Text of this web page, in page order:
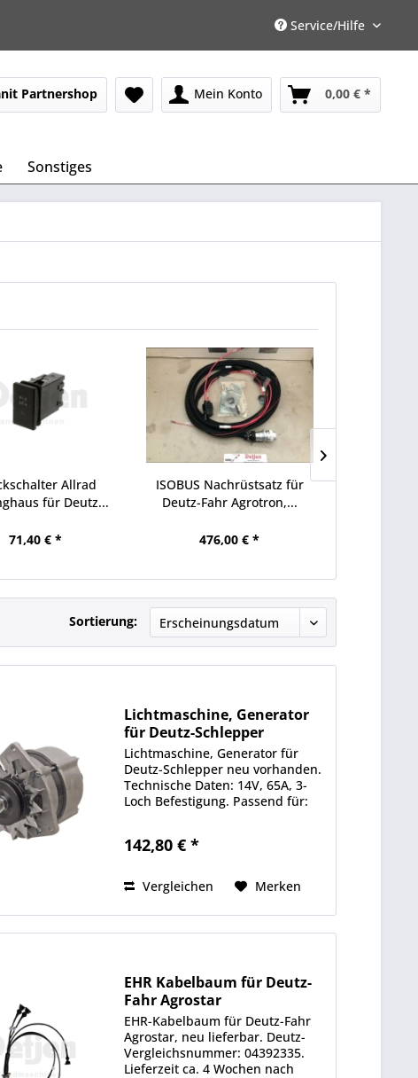
Service/Hilfe
Partnershop Mein Konto 0,00 € *
Sonstiges
Allrad
für Deutz...
71,40 € *
ISOBUS Nachrüstsatz für
Deutz-Fahr Agrotron,...
476,00 € *
Sortierung:
Lichtmaschine, Generator
für Deutz-Schlepper
Lichtmaschine, Generator für
Deutz-Schlepper neu vorhanden.
Technische Daten: 14V, 65A, 3-
Loch Befestigung. Passend für:
7940 AGROCOMPACT 3.50 S ->
142,80 € *
Vergleichen Merken
EHR Kabelbaum für Deutz-
Fahr Agrostar
EHR-Kabelbaum für Deutz-Fahr
Agrostar, neu lieferbar. Deutz-
Vergleichsnummer: 04392335.
Lieferzeit ca. 4 Wochen nach